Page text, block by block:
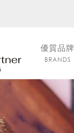
優質品牌
BRANDS